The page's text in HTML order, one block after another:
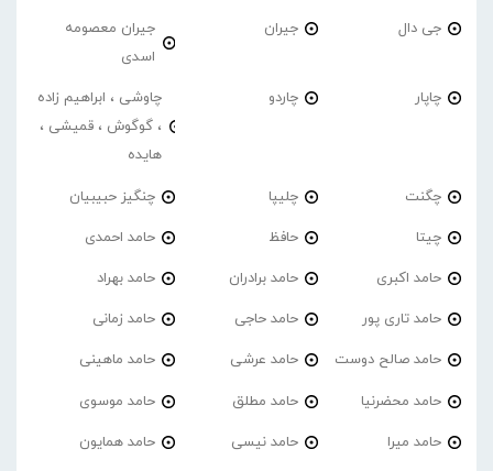
جی دال جیران
جیران معصومه
اسدی
چاپار چاردو
چاوشی ، ابراهیم زاده
، گوگوش ، قمیشی ،
هایده
چگنت چلیپا چنگیز حبیبیان
چیتا حافظ حامد احمدی
حامد اکبری حامد برادران حامد بهراد
حامد تاری پور حامد حاجی حامد زمانی
حامد صالح دوست حامد عرشی حامد ماهینی
حامد محضرنیا حامد مطلق حامد موسوی
حامد میرا حامد نیسی حامد همایون